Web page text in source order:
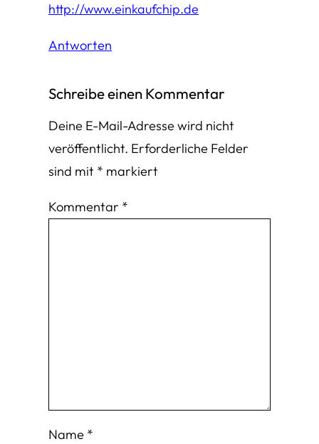
http://www.einkaufchip.de
Antworten
Schreibe einen Kommentar
Deine E-Mail-Adresse wird nicht
veröffentlicht. Erforderliche Felder
sind mit * markiert
Kommentar *
Name *